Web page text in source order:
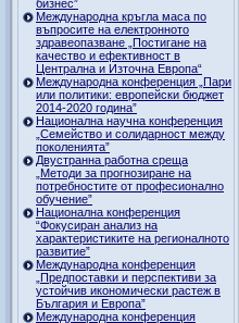
бизнес”
Международна кръгла маса по
въпросите на електронното
здравеопазване „Постигане на
качество и ефективност в
Централна и Източна Европа“
Международна конференция „Пари
или политики: европейски бюджет
2014-2020 година”
Национална научна конференция
„Семейство и солидарност между
поколенията”
Двустранна работна среща
„Методи за прогнозиране на
потребностите от професионално
обучение”
Национална конференция
“Фокусиран анализ на
характеристиките на регионалното
развитие”
Международна конференция
„Предпоставки и перспективи за
устойчив икономически растеж в
България и Европа”
Международна конференция